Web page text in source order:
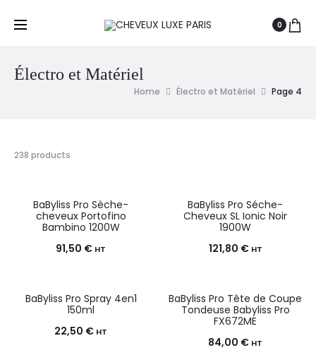
0
Électro et Matériel
Home Électro et Matériel Page 4
238 products
BaByliss Pro Sèche-
cheveux Portofino
Bambino 1200W
91,50 € HT
BaByliss Pro Séche-
Cheveux SL Ionic Noir
1900W
121,80 € HT
BaByliss Pro Spray 4en1
150ml
22,50 € HT
BaByliss Pro Tête de Coupe
Tondeuse Babyliss Pro
FX672ME
84,00 € HT